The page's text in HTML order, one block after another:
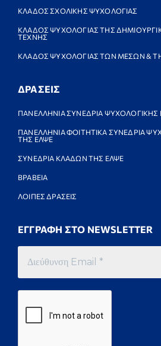
ΚΛΑΔΟΣ ΣΧΟΛΙΚΗΣ ΨΥΧΟΛΟΓΙΑΣ
ΚΛΑΔΟΣ ΨΥΧΟΛΟΓΙΑΣ ΤΗΣ
ΤΕΧΝΗΣ
ΚΛΑΔΟΣ ΨΥΧΟΛΟΓΙΑΣ ΤΩΝ ΜΕΣΩΝ &
ΔΡΑΣΕΙΣ
ΠΑΝΕΛΛΗΝΙΑ ΣΥΝΕΔΡΙΑ ΨΥΧΟΛΟΓΙΚΗΣ
ΠΑΝΕΛΛΗΝΙΑ ΦΟΙΤΗΤΙΚΑ ΣΥΝΕΔΡΙΑ
ΤΗΣ ΕΛΨΕ
ΣΥΝΕΔΡΙΑ ΚΛΑΔΩΝ ΤΗΣ ΕΛΨΕ
ΒΡΑΒΕΙΑ
ΛΟΙΠΕΣ ΔΡΑΣΕΙΣ
ΕΓΓΡΑΦΗ ΣΤΟ NEWSLETTER